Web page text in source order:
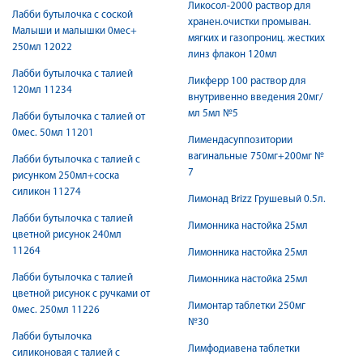
Лабби бутылочка с соской
Малыши и малышки 0мес+
250мл 12022
Лабби бутылочка с талией
120мл 11234
Лабби бутылочка с талией от
0мес. 50мл 11201
Лабби бутылочка с талией с
рисунком 250мл+соска
силикон 11274
Лабби бутылочка с талией
цветной рисунок 240мл
11264
Лабби бутылочка с талией
цветной рисунок с ручками от
0мес. 250мл 11226
Лабби бутылочка
силиконовая с талией с
Ликосол-2000 раствор для
хранен.очистки промыван.
мягких и газопрониц. жестких
линз флакон 120мл
Ликферр 100 раствор для
внутривенно введения 20мг/
мл 5мл №5
Лимендасуппозитории
вагинальные 750мг+200мг №
7
Лимонад Brizz Грушевый 0.5л.
Лимонника настойка 25мл
Лимонника настойка 25мл
Лимонника настойка 25мл
Лимонтар таблетки 250мг
№30
Лимфодиавена таблетки